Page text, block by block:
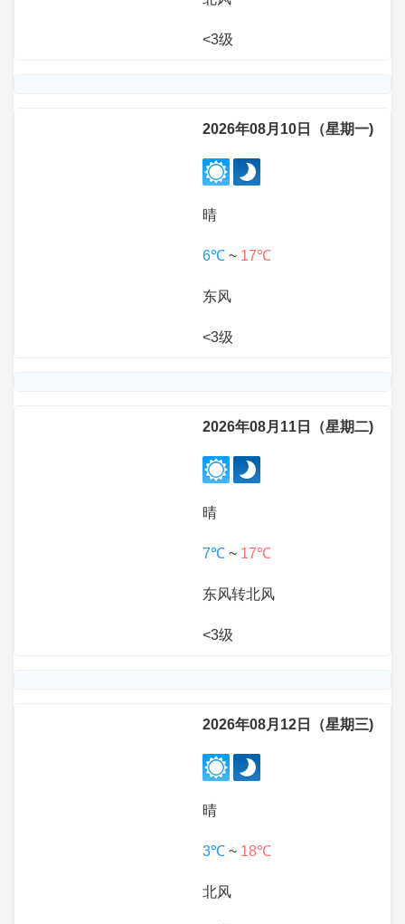
<3级
2026年08月10日（星期一)
晴
6℃ ~ 17℃
东风
<3级
2026年08月11日（星期二)
晴
7℃ ~ 17℃
东风转北风
<3级
2026年08月12日（星期三)
晴
3℃ ~ 18℃
北风